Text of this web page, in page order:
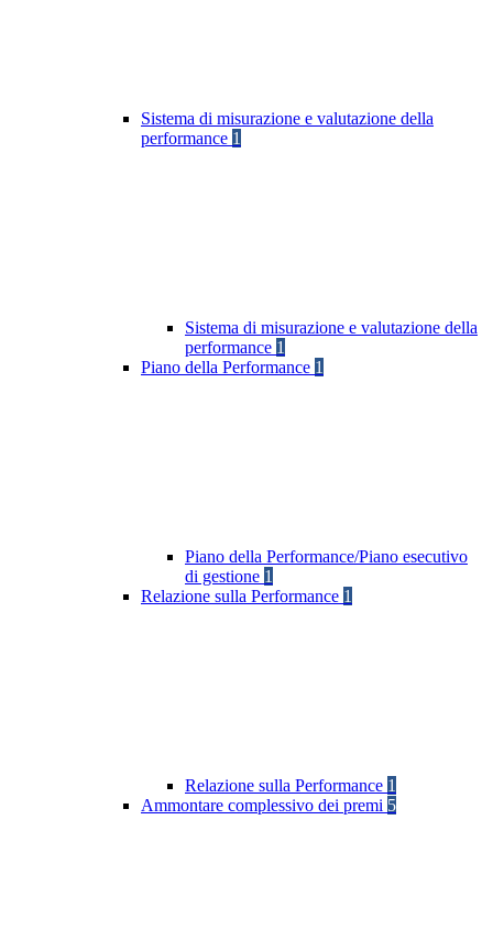
Sistema di misurazione e valutazione della
performance 1
Sistema di misurazione e valutazione della
performance 1
Piano della Performance 1
Piano della Performance/Piano esecutivo
di gestione 1
Relazione sulla Performance 1
Relazione sulla Performance 1
Ammontare complessivo dei premi 5